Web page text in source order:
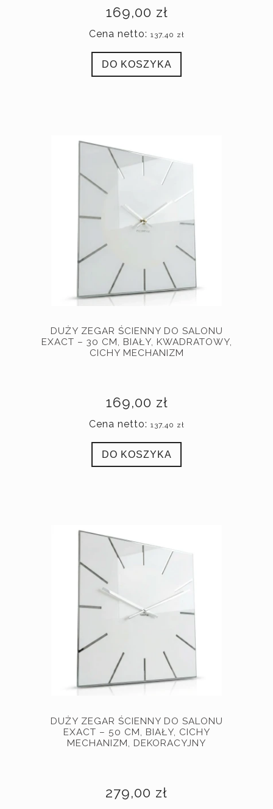
169,00 zł
Cena netto: 137,40 zł
DO KOSZYKA
DUŻY ZEGAR ŚCIENNY DO SALONU
EXACT – 30 CM, BIAŁY, KWADRATOWY,
CICHY MECHANIZM
169,00 zł
Cena netto: 137,40 zł
DO KOSZYKA
DUŻY ZEGAR ŚCIENNY DO SALONU
EXACT – 50 CM, BIAŁY, CICHY
MECHANIZM, DEKORACYJNY
279,00 zł